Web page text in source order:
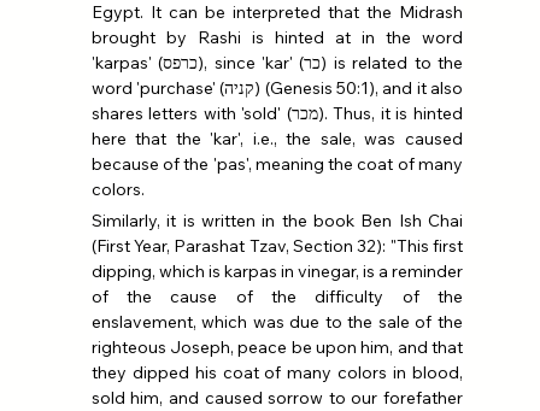
Egypt. It can be interpreted that the Midrash
brought by Rashi is hinted at in the word
'karpas' (כרפס), since 'kar' (כר) is related to the
word 'purchase' (קניה) (Genesis 50:1), and it also
shares letters with 'sold' (מכר). Thus, it is hinted
here that the 'kar', i.e., the sale, was caused
because of the 'pas', meaning the coat of many
colors.
Similarly, it is written in the book Ben Ish Chai
(First Year, Parashat Tzav, Section 32): "This first
dipping, which is karpas in vinegar, is a reminder
of the cause of the difficulty of the
enslavement, which was due to the sale of the
righteous Joseph, peace be upon him, and that
they dipped his coat of many colors in blood,
sold him, and caused sorrow to our forefather